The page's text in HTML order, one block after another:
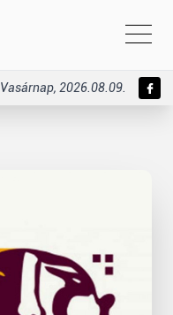
Vasárnap, 2026.08.09.